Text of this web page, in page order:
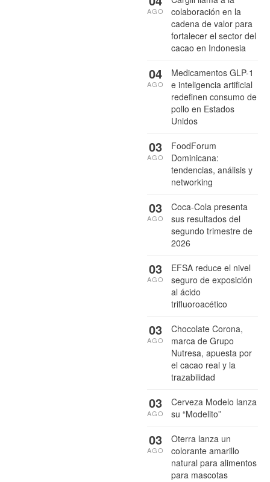
colaboración en la
cadena de valor para
fortalecer el sector del
cacao en Indonesia
AGO
Medicamentos GLP-1
e inteligencia artificial
redefinen consumo de
pollo en Estados
Unidos
04
AGO
FoodForum
Dominicana:
tendencias, análisis y
networking
03
AGO
Coca-Cola presenta
sus resultados del
segundo trimestre de
2026
03
AGO
EFSA reduce el nivel
seguro de exposición
al ácido
trifluoroacético
03
AGO
Chocolate Corona,
marca de Grupo
Nutresa, apuesta por
el cacao real y la
trazabilidad
03
AGO
Cerveza Modelo lanza
su “Modelito”
03
AGO
Oterra lanza un
colorante amarillo
natural para alimentos
para mascotas
03
AGO